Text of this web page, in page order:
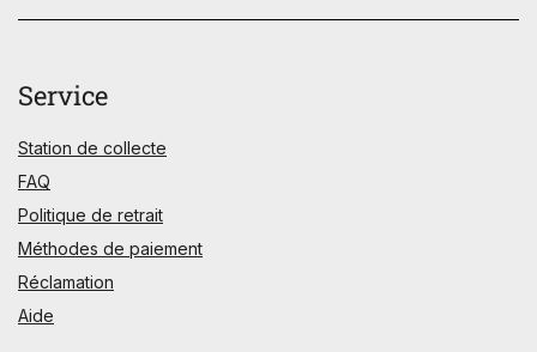
Service
Station de collecte
FAQ
Politique de retrait
Méthodes de paiement
Réclamation
Aide